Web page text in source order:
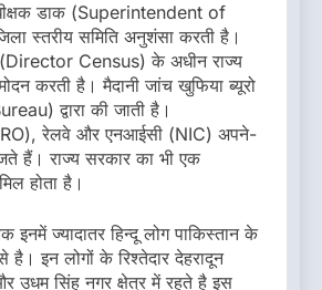
डाक (Superintendent of
स्तरीय समिति अनुशंसा करती है।
Census) के अधीन राज्य
करती है। मैदानी जांच खुफिया ब्यूरो
द्वारा की जाती है।
रेलवे और एनआईसी (NIC) अपने-
हैं। राज्य सरकार का भी एक
होता है।
इनमें ज्यादातर हिन्दू लोग पाकिस्तान के
है। इन लोगों के रिश्तेदार देहरादून
उधम सिंह नगर क्षेत्र में रहते है इस